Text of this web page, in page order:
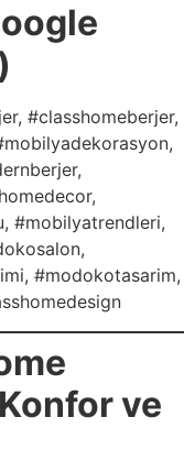
#classhomeberjer,
#mobilyatrendleri,
#modokotasarim,
ve